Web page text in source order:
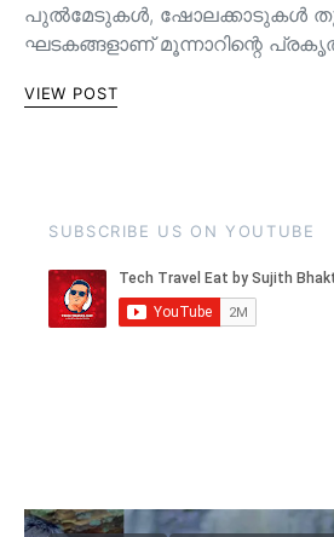
പുൽമേടുകൾ, ഷോലക്കാടുകൾ
ഘടകങ്ങളാണ് മൂന്നാറിന്റെ
VIEW POST
SUBSCRIBE US ON YOUTUBE